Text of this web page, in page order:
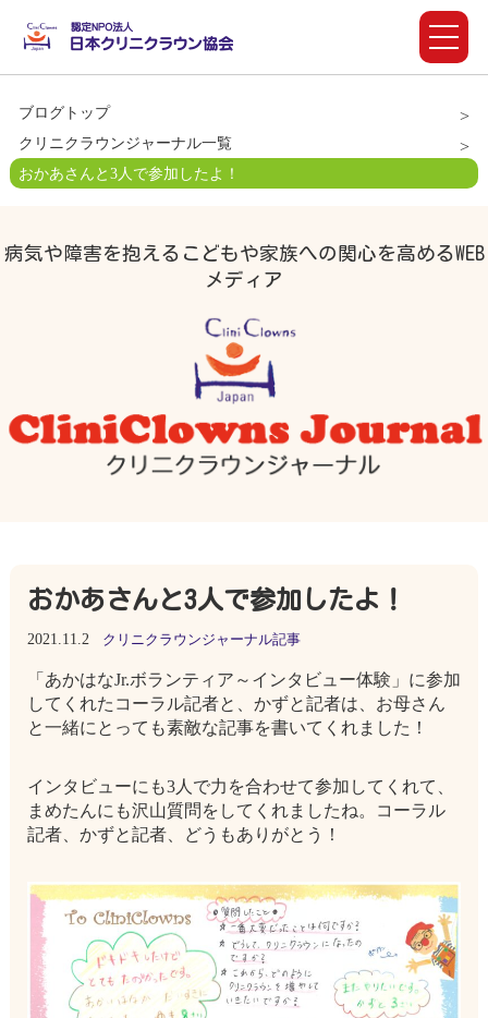
ブログトップ
クリニクラウンジャーナル一覧
おかあさんと3人で参加したよ！
病気や障害を抱えるこどもや家族への関心を高めるWEB
メディア
おかあさんと3人で参加したよ！
2021.11.2 クリニクラウンジャーナル記事
「あかはなJr.ボランティア～インタビュー体験」に参加
してくれたコーラル記者と、かずと記者は、お母さん
と一緒にとっても素敵な記事を書いてくれました！
インタビューにも3人で力を合わせて参加してくれて、
まめたんにも沢山質問をしてくれましたね。コーラル
記者、かずと記者、どうもありがとう！